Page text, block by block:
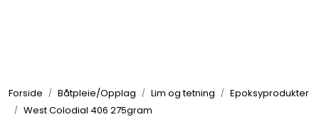
Forside Båtpleie/Opplag Lim og tetning
Epoksyprodukter
West Colodial 406 275gram
Elektrisk